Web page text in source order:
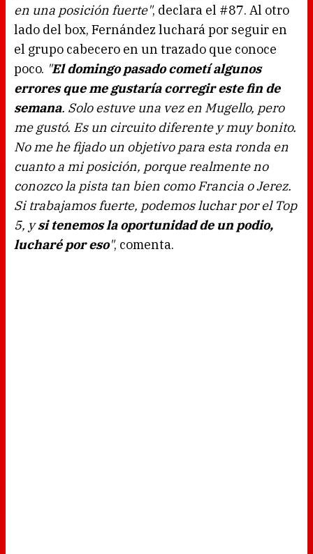
en una posición fuerte", declara el #87. Al otro
lado del box, Fernández luchará por seguir en
el grupo cabecero en un trazado que conoce
poco. "El domingo pasado cometí algunos
errores que me gustaría corregir este fin de
semana. Solo estuve una vez en Mugello, pero
me gustó. Es un circuito diferente y muy bonito.
No me he fijado un objetivo para esta ronda en
cuanto a mi posición, porque realmente no
conozco la pista tan bien como Francia o Jerez.
Si trabajamos fuerte, podemos luchar por el Top
5, ysi tenemos la oportunidad de un podio,
lucharé por eso", comenta.